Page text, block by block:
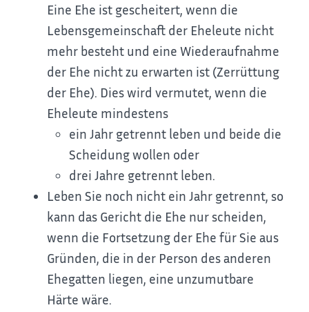
Eine Ehe ist gescheitert, wenn die
Lebensgemeinschaft der Eheleute nicht
mehr besteht und eine Wiederaufnahme
der Ehe nicht zu erwarten ist (Zerrüttung
der Ehe). Dies wird vermutet, wenn die
Eheleute mindestens
ein Jahr getrennt leben und beide die
Scheidung wollen oder
drei Jahre getrennt leben.
Leben Sie noch nicht ein Jahr getrennt, so
kann das Gericht die Ehe nur scheiden,
wenn die Fortsetzung der Ehe für Sie aus
Gründen, die in der Person des anderen
Ehegatten liegen, eine unzumutbare
Härte wäre.